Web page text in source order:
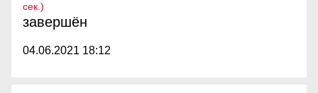
cек.)
завершён
04.06.2021 18:12